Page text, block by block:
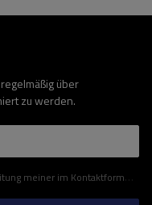
über
zu werden.
der Verordnung (EU) des Europäischen Parlaments und des Rates zu.